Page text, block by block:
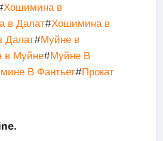
Хошимина в
в Далат#Хошимина в
Далат#Муйне в
в Муйне#Муйне В
В Фантьет#Прокат